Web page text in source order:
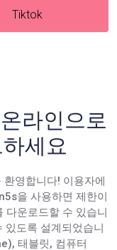
Tiktok
라인으로
세요
영합니다! 이용자에
을 사용하면 제한이
다운로드할 수 있습니
있도록 설계되었습니
태블릿, 컴퓨터